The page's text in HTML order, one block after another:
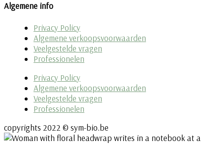
Algemene info
Privacy Policy
Algemene verkoopsvoorwaarden
Veelgestelde vragen
Professionelen
Privacy Policy
Algemene verkoopsvoorwaarden
Veelgestelde vragen
Professionelen
copyrights 2022 © sym-bio.be